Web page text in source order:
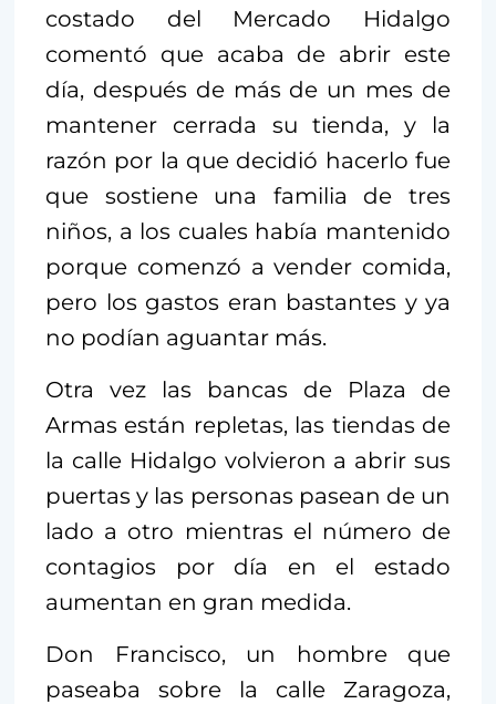
costado del Mercado Hidalgo
comentó que acaba de abrir este
día, después de más de un mes de
mantener cerrada su tienda, y la
razón por la que decidió hacerlo fue
que sostiene una familia de tres
niños, a los cuales había mantenido
porque comenzó a vender comida,
pero los gastos eran bastantes y ya
no podían aguantar más.
Otra vez las bancas de Plaza de
Armas están repletas, las tiendas de
la calle Hidalgo volvieron a abrir sus
puertas y las personas pasean de un
lado a otro mientras el número de
contagios por día en el estado
aumentan en gran medida.
Don Francisco, un hombre que
paseaba sobre la calle Zaragoza,